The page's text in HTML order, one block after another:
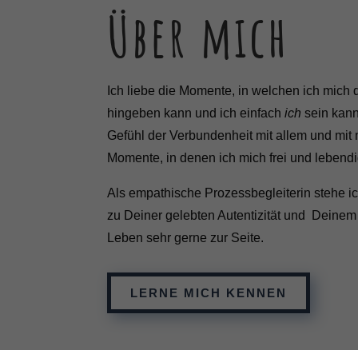
Über mich
Ich liebe die Momente, in welchen ich mich
hingeben kann und ich einfachich sein
Gefühl der Verbundenheit mit allem und mit
Momente, in denen ich mich frei und
Als empathische Prozessbegleiterin stehe
zu Deiner gelebten Autentizität und
Leben sehr gerne zur Seite.
LERNE MICH KENNEN